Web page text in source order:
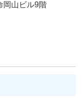
岡山ビル9階